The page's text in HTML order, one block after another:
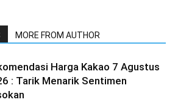
MORE FROM AUTHOR
Harga Kakao 7 Agustus
: Tarik Menarik Sentimen